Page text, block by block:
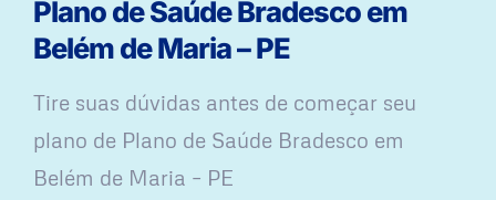
Plano de Saúde Bradesco em
Belém de Maria – PE
Tire suas dúvidas antes de começar seu
plano ​de Plano de Saúde Bradesco em
Belém de Maria – PE